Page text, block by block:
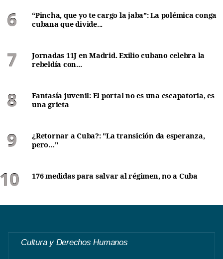
“Pincha, que yo te cargo la jaba”: La polémica conga
cubana que divide...
Jornadas 11J en Madrid. Exilio cubano celebra la
rebeldía con...
Fantasía juvenil: El portal no es una escapatoria, es
una grieta
¿Retornar a Cuba?: "La transición da esperanza,
pero…"
176 medidas para salvar al régimen, no a Cuba
Cultura y Derechos Humanos